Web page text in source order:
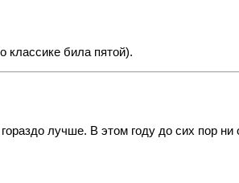
классике била пятой).
лучше. В этом году до сих пор